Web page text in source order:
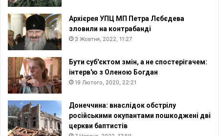
Архієрея УПЦ МП Петра Лєбєдева
зловили на контрабанді
3 Жовтня, 2022, 11:27
Бути суб'єктом змін, а не спостерігачем:
інтерв'ю з Оленою Богдан
19 Лютого, 2020, 22:21
Донеччина: внаслідок обстрілу
російськими окупантами пошкоджені дві
церкви баптистів